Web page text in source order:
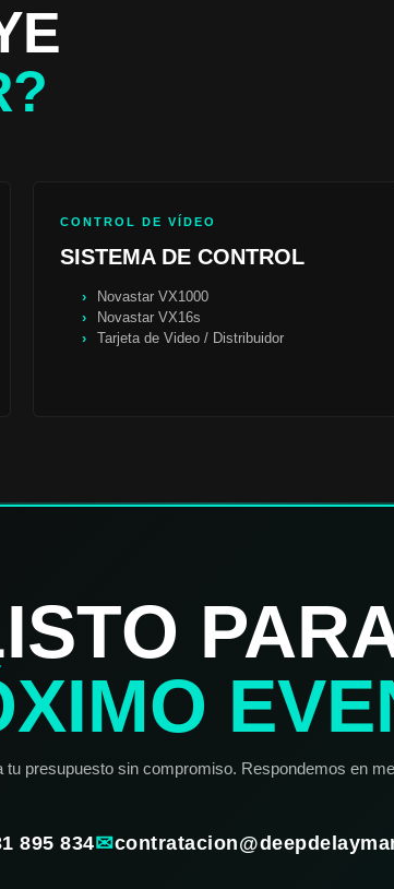
CONTROL DE VÍDEO
SISTEMA DE CONTROL
Novastar VX1000
Novastar VX16s
Tarjeta de Video / Distribuidor
tu presupuesto sin compromiso. Respondemos en
895 834✉